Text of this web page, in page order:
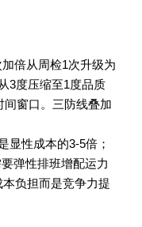
倍从周检1次升级为
3度压缩至1度品质
窗口。三防线叠加
显性成本的3-5倍；
弹性排班增配运力
负担而是竞争力提